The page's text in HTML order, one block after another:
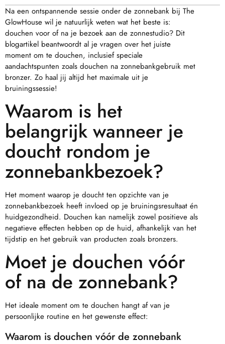
Na een ontspannende sessie onder de zonnebank bij The
GlowHouse wil je natuurlijk weten wat het beste is:
douchen voor of na je bezoek aan de zonnestudio? Dit
blogartikel beantwoordt al je vragen over het juiste
moment om te douchen, inclusief speciale
aandachtspunten zoals douchen na zonnebankgebruik met
bronzer. Zo haal jij altijd het maximale uit je
bruiningssessie!
Waarom is het
belangrijk wanneer je
doucht rondom je
zonnebankbezoek?
Het moment waarop je doucht ten opzichte van je
zonnebankbezoek heeft invloed op je bruiningsresultaat én
huidgezondheid. Douchen kan namelijk zowel positieve als
negatieve effecten hebben op de huid, afhankelijk van het
tijdstip en het gebruik van producten zoals bronzers.
Moet je douchen vóór
of na de zonnebank?
Het ideale moment om te douchen hangt af van je
persoonlijke routine en het gewenste effect:
Waarom is douchen vóór de zonnebank